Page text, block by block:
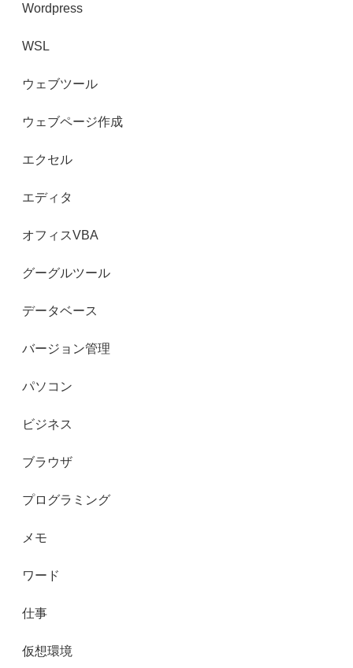
Wordpress
WSL
ウェブツール
ウェブページ作成
エクセル
エディタ
オフィスVBA
グーグルツール
データベース
バージョン管理
パソコン
ビジネス
ブラウザ
プログラミング
メモ
ワード
仕事
仮想環境